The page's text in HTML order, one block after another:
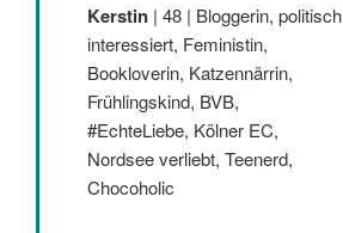
Kerstin | 48 | Bloggerin, politisch
interessiert, Feministin,
Bookloverin, Katzennärrin,
Frühlingskind, BVB,
#EchteLiebe, Kölner EC,
Nordsee verliebt, Teenerd,
Chocoholic